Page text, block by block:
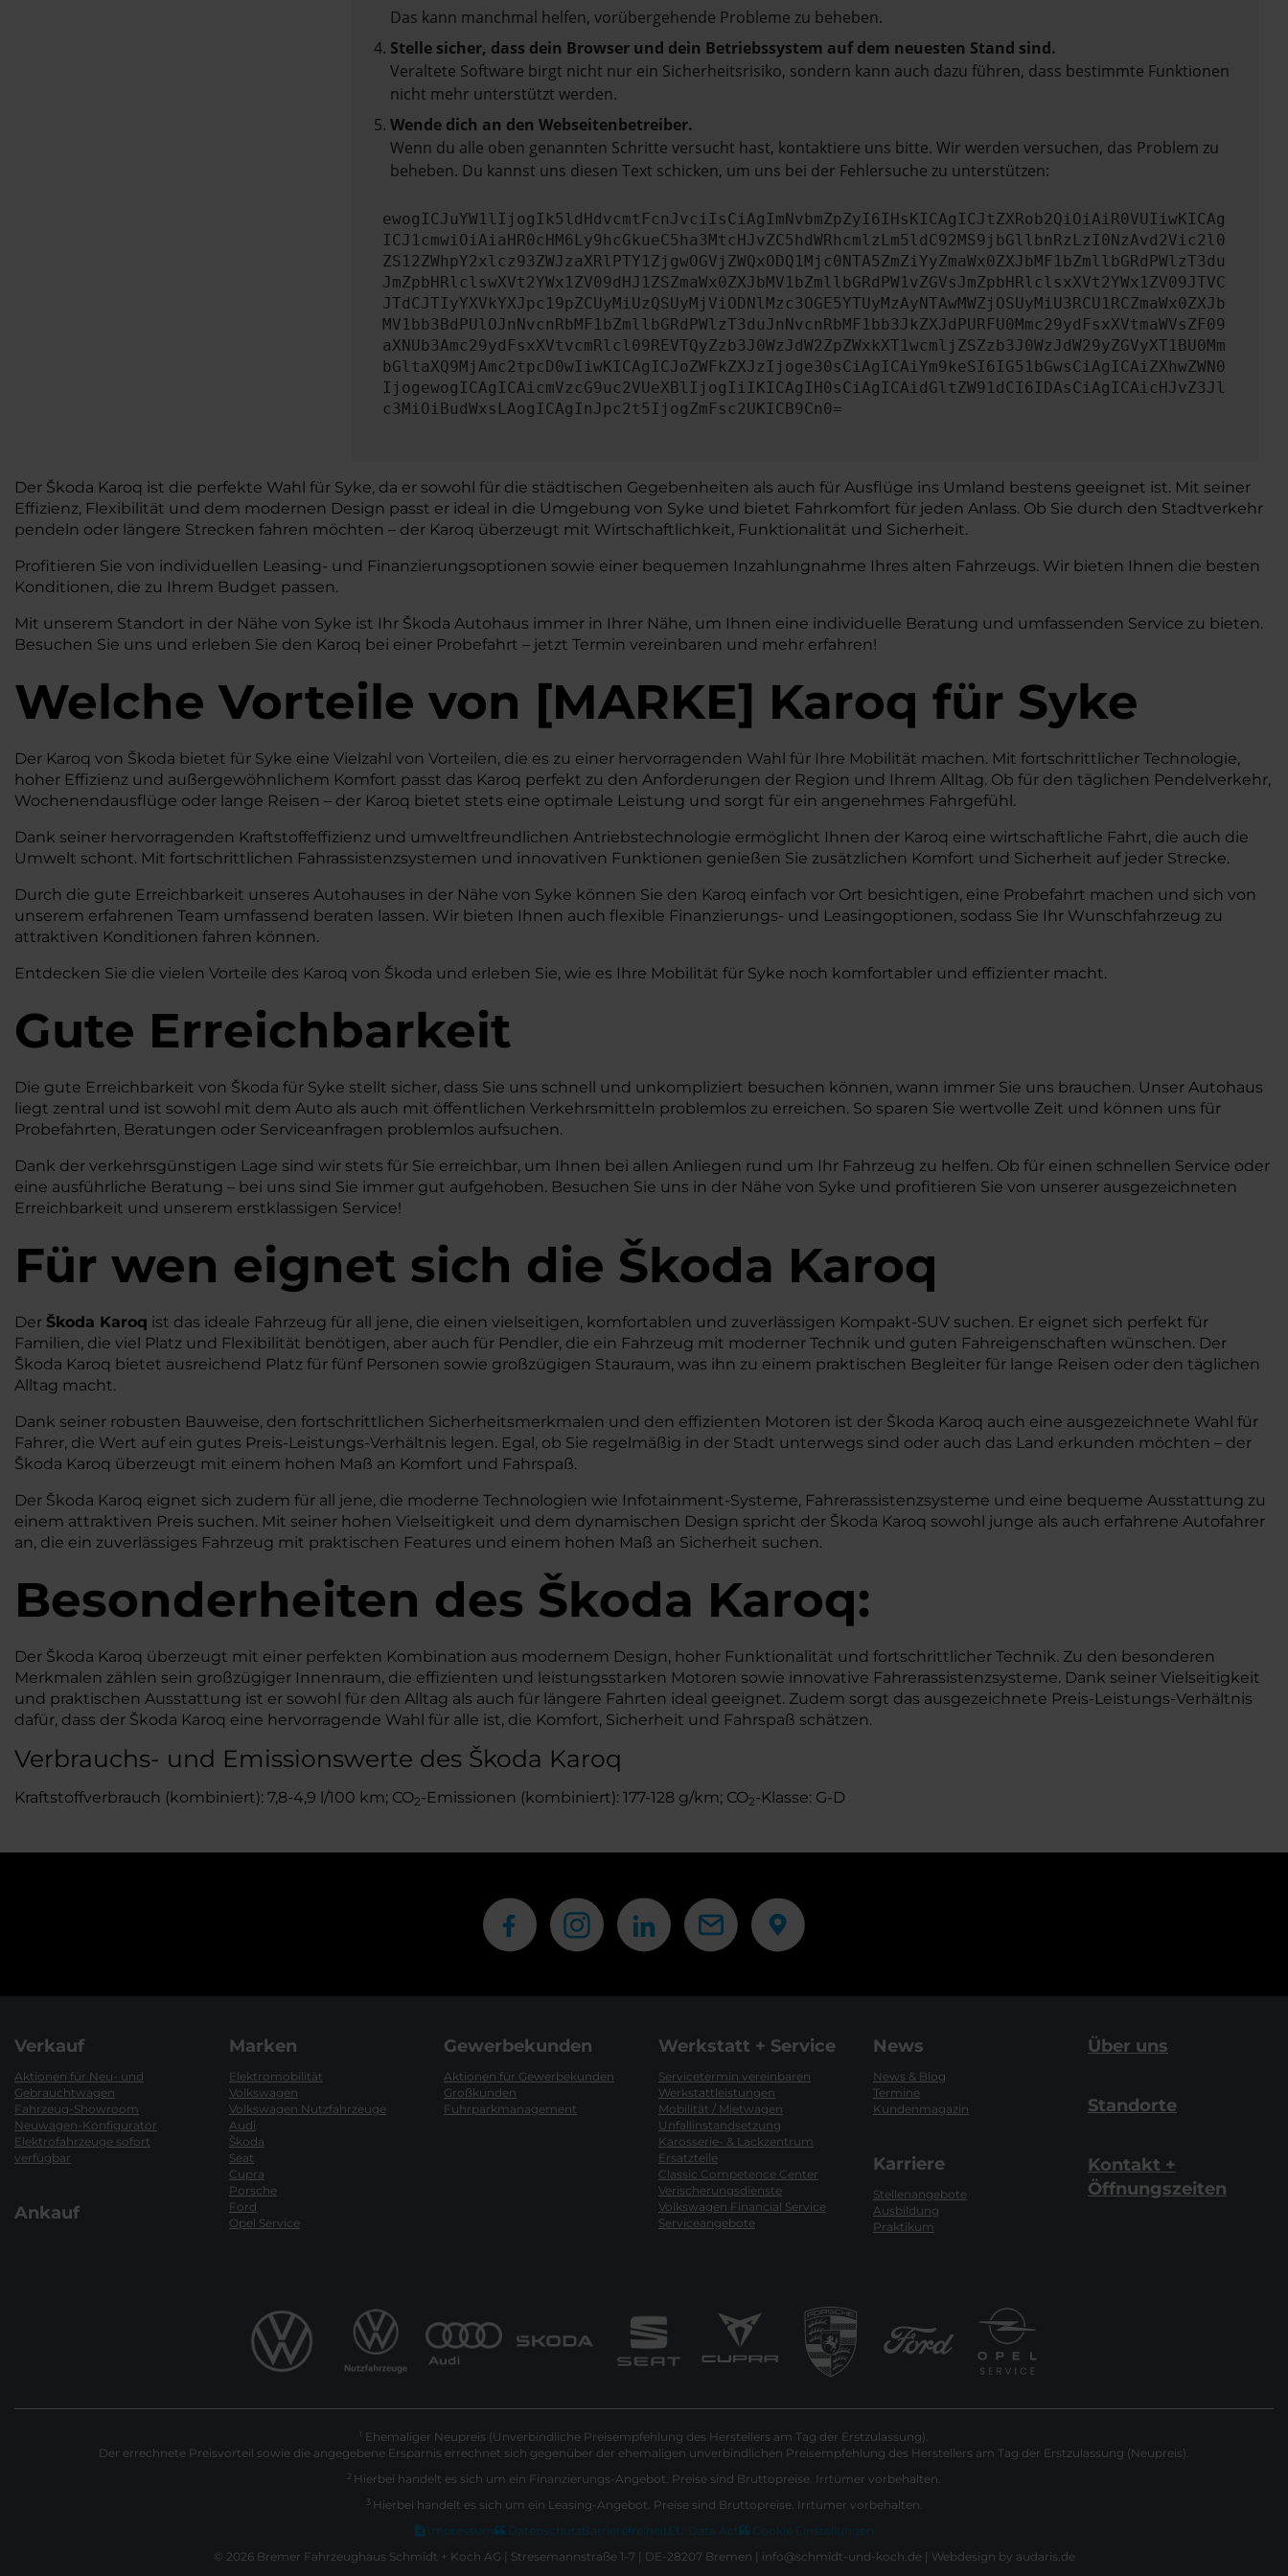
Das kann manchmal helfen, vorübergehende Probleme zu beheben.
Stelle sicher, dass dein Browser und dein Betriebssystem auf dem neuesten Stand sind.
Veraltete Software birgt nicht nur ein Sicherheitsrisiko, sondern kann auch dazu führen, dass bestimmte Funktionen
nicht mehr unterstützt werden.
Wende dich an den Webseitenbetreiber.
Wenn du alle oben genannten Schritte versucht hast, kontaktiere uns bitte. Wir werden versuchen, das Problem zu
beheben. Du kannst uns diesen Text schicken, um uns bei der Fehlersuche zu unterstützen:
ewogICJuYW1lIjogIk5ldHdvcmtFcnJvciIsCiAgImNvbmZpZyI6IHsKICAgICJtZXRob2QiOiAiR0VUIiwKICAg
ICJ1cmwiOiAiaHR0cHM6Ly9hcGkueC5ha3MtcHJvZC5hdWRhcmlzLm5ldC92MS9jbGllbnRzLzI0NzAvd2Vic2l0
ZS12ZWhpY2xlcz93ZWJzaXRlPTY1ZjgwOGVjZWQxODQ1Mjc0NTA5ZmZiYyZmaWx0ZXJbMF1bZmllbGRdPWlzT3du
JmZpbHRlclswXVt2YWx1ZV09dHJ1ZSZmaWx0ZXJbMV1bZmllbGRdPW1vZGVsJmZpbHRlclsxXVt2YWx1ZV09JTVC
JTdCJTIyYXVkYXJpc19pZCUyMiUzQSUyMjViODNlMzc3OGE5YTUyMzAyNTAwMWZjOSUyMiU3RCU1RCZmaWx0ZXJb
MV1bb3BdPUlOJnNvcnRbMF1bZmllbGRdPWlzT3duJnNvcnRbMF1bb3JkZXJdPURFU0Mmc29ydFsxXVtmaWVsZF09
aXNUb3Amc29ydFsxXVtvcmRlcl09REVTQyZzb3J0WzJdW2ZpZWxkXT1wcmljZSZzb3J0WzJdW29yZGVyXT1BU0Mm
bGltaXQ9MjAmc2tpcD0wIiwKICAgICJoZWFkZXJzIjoge30sCiAgICAiYm9keSI6IG51bGwsCiAgICAiZXhwZWN0
IjogewogICAgICAicmVzcG9uc2VUeXBlIjogIiIKICAgIH0sCiAgICAidGltZW91dCI6IDAsCiAgICAicHJvZ3Jl
c3MiOiBudWxsLAogICAgInJpc2t5IjogZmFsc2UKICB9Cn0=
Der Škoda Karoq ist die perfekte Wahl für Syke, da er sowohl für die städtischen Gegebenheiten als auch für Ausflüge ins Umland bestens geeignet ist. Mit seiner
Effizienz, Flexibilität und dem modernen Design passt er ideal in die Umgebung von Syke und bietet Fahrkomfort für jeden Anlass. Ob Sie durch den Stadtverkehr
pendeln oder längere Strecken fahren möchten – der Karoq überzeugt mit Wirtschaftlichkeit, Funktionalität und Sicherheit.
Profitieren Sie von individuellen Leasing- und Finanzierungsoptionen sowie einer bequemen Inzahlungnahme Ihres alten Fahrzeugs. Wir bieten Ihnen die besten
Konditionen, die zu Ihrem Budget passen.
Mit unserem Standort in der Nähe von Syke ist Ihr Škoda Autohaus immer in Ihrer Nähe, um Ihnen eine individuelle Beratung und umfassenden Service zu bieten.
Besuchen Sie uns und erleben Sie den Karoq bei einer Probefahrt – jetzt Termin vereinbaren und mehr erfahren!
Welche Vorteile von [MARKE] Karoq für Syke
Der Karoq von Škoda bietet für Syke eine Vielzahl von Vorteilen, die es zu einer hervorragenden Wahl für Ihre Mobilität machen. Mit fortschrittlicher Technologie,
hoher Effizienz und außergewöhnlichem Komfort passt das Karoq perfekt zu den Anforderungen der Region und Ihrem Alltag. Ob für den täglichen Pendelverkehr,
Wochenendausflüge oder lange Reisen – der Karoq bietet stets eine optimale Leistung und sorgt für ein angenehmes Fahrgefühl.
Dank seiner hervorragenden Kraftstoffeffizienz und umweltfreundlichen Antriebstechnologie ermöglicht Ihnen der Karoq eine wirtschaftliche Fahrt, die auch die
Umwelt schont. Mit fortschrittlichen Fahrassistenzsystemen und innovativen Funktionen genießen Sie zusätzlichen Komfort und Sicherheit auf jeder Strecke.
Durch die gute Erreichbarkeit unseres Autohauses in der Nähe von Syke können Sie den Karoq einfach vor Ort besichtigen, eine Probefahrt machen und sich von
unserem erfahrenen Team umfassend beraten lassen. Wir bieten Ihnen auch flexible Finanzierungs- und Leasingoptionen, sodass Sie Ihr Wunschfahrzeug zu
attraktiven Konditionen fahren können.
Entdecken Sie die vielen Vorteile des Karoq von Škoda und erleben Sie, wie es Ihre Mobilität für Syke noch komfortabler und effizienter macht.
Gute Erreichbarkeit
Die gute Erreichbarkeit von Škoda für Syke stellt sicher, dass Sie uns schnell und unkompliziert besuchen können, wann immer Sie uns brauchen. Unser Autohaus
liegt zentral und ist sowohl mit dem Auto als auch mit öffentlichen Verkehrsmitteln problemlos zu erreichen. So sparen Sie wertvolle Zeit und können uns für
Probefahrten, Beratungen oder Serviceanfragen problemlos aufsuchen.
Dank der verkehrsgünstigen Lage sind wir stets für Sie erreichbar, um Ihnen bei allen Anliegen rund um Ihr Fahrzeug zu helfen. Ob für einen schnellen Service oder
eine ausführliche Beratung – bei uns sind Sie immer gut aufgehoben. Besuchen Sie uns in der Nähe von Syke und profitieren Sie von unserer ausgezeichneten
Erreichbarkeit und unserem erstklassigen Service!
Für wen eignet sich die Škoda Karoq
Der Škoda Karoq ist das ideale Fahrzeug für all jene, die einen vielseitigen, komfortablen und zuverlässigen Kompakt-SUV suchen. Er eignet sich perfekt für
Familien, die viel Platz und Flexibilität benötigen, aber auch für Pendler, die ein Fahrzeug mit moderner Technik und guten Fahreigenschaften wünschen. Der
Škoda Karoq bietet ausreichend Platz für fünf Personen sowie großzügigen Stauraum, was ihn zu einem praktischen Begleiter für lange Reisen oder den täglichen
Alltag macht.
Dank seiner robusten Bauweise, den fortschrittlichen Sicherheitsmerkmalen und den effizienten Motoren ist der Škoda Karoq auch eine ausgezeichnete Wahl für
Fahrer, die Wert auf ein gutes Preis-Leistungs-Verhältnis legen. Egal, ob Sie regelmäßig in der Stadt unterwegs sind oder auch das Land erkunden möchten – der
Škoda Karoq überzeugt mit einem hohen Maß an Komfort und Fahrspaß.
Der Škoda Karoq eignet sich zudem für all jene, die moderne Technologien wie Infotainment-Systeme, Fahrerassistenzsysteme und eine bequeme Ausstattung zu
einem attraktiven Preis suchen. Mit seiner hohen Vielseitigkeit und dem dynamischen Design spricht der Škoda Karoq sowohl junge als auch erfahrene Autofahrer
an, die ein zuverlässiges Fahrzeug mit praktischen Features und einem hohen Maß an Sicherheit suchen.
Besonderheiten des Škoda Karoq:
Der Škoda Karoq überzeugt mit einer perfekten Kombination aus modernem Design, hoher Funktionalität und fortschrittlicher Technik. Zu den besonderen
Merkmalen zählen sein großzügiger Innenraum, die effizienten und leistungsstarken Motoren sowie innovative Fahrerassistenzsysteme. Dank seiner Vielseitigkeit
und praktischen Ausstattung ist er sowohl für den Alltag als auch für längere Fahrten ideal geeignet. Zudem sorgt das ausgezeichnete Preis-Leistungs-Verhältnis
dafür, dass der Škoda Karoq eine hervorragende Wahl für alle ist, die Komfort, Sicherheit und Fahrspaß schätzen.
Verbrauchs- und Emissionswerte des Škoda Karoq
Kraftstoffverbrauch (kombiniert): 7,8-4,9 l/100 km; CO2-Emissionen (kombiniert): 177-128 g/km; CO2-Klasse: G-D
Verkauf
Aktionen für Neu- und
Gebrauchtwagen
Fahrzeug-Showroom
Neuwagen-Konfigurator
Elektrofahrzeuge sofort
verfügbar
Ankauf
Marken
Elektromobilität
Volkswagen
Volkswagen Nutzfahrzeuge
Audi
Škoda
Seat
Cupra
Porsche
Ford
Opel Service
Gewerbekunden
Aktionen für Gewerbekunden
Großkunden
Fuhrparkmanagement
Werkstatt + Service
Servicetermin vereinbaren
Werkstattleistungen
Mobilität / Mietwagen
Unfallinstandsetzung
Karosserie- & Lackzentrum
Ersatzteile
Classic Competence Center
Verischerungsdienste
Volkswagen Financial Service
Serviceangebote
News
News & Blog
Termine
Kundenmagazin
Karriere
Stellenangebote
Ausbildung
Praktikum
Über uns
Standorte
Kontakt +
Öffnungszeiten
1 Ehemaliger Neupreis (Unverbindliche Preisempfehlung des Herstellers am Tag der Erstzulassung).
Der errechnete Preisvorteil sowie die angegebene Ersparnis errechnet sich gegenüber der ehemaligen unverbindlichen Preisempfehlung des Herstellers am Tag der Erstzulassung (Neupreis).
2 Hierbei handelt es sich um ein Finanzierungs-Angebot. Preise sind Bruttopreise. Irrtümer vorbehalten.
3 Hierbei handelt es sich um ein Leasing-Angebot. Preise sind Bruttopreise. Irrtümer vorbehalten.
Impressum
Datenschutz Barrierefreiheit EU Data Act
Cookie Einstellungen
© 2026 Bremer Fahrzeughaus Schmidt + Koch AG | Stresemannstraße 1-7 | DE-28207 Bremen | info@schmidt-und-koch.de | Webdesign by audaris.de